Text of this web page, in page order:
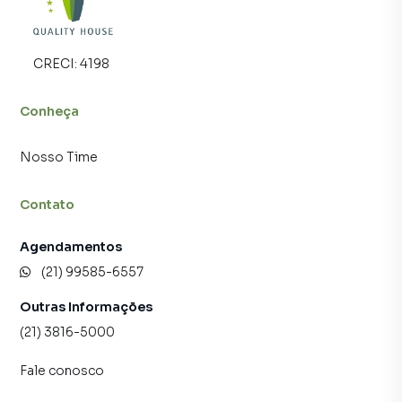
CRECI: 4198
Conheça
Nosso Time
Contato
Agendamentos
(21) 99585-6557
Outras Informações
(21) 3816-5000
Fale conosco